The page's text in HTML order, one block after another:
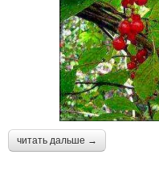
читать дальше →